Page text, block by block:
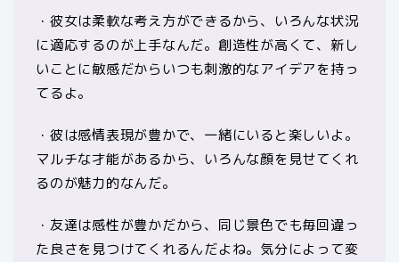
・彼女は柔軟な考え方ができるから、いろんな状況
に適応するのが上手なんだ。創造性が高くて、新し
いことに敏感だからいつも刺激的なアイデアを持っ
てるよ。
・彼は感情表現が豊かで、一緒にいると楽しいよ。
マルチな才能があるから、いろんな顔を見せてくれ
るのが魅力的なんだ。
・友達は感性が豊かだから、同じ景色でも毎回違っ
た良さを見つけてくれるんだよね。気分によって変